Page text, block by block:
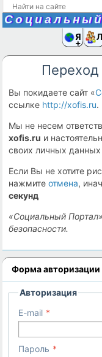
Я и
Вы покидаете сайт «
ссылке http://xofis.ru.
Мы не несем
xofis.ru и
своих личных данных
Если Вы не хотите
нажмитеотмена,
секунд
«Социальный
безопасности.
Форма авторизации
Авторизация
E-mail
Пароль